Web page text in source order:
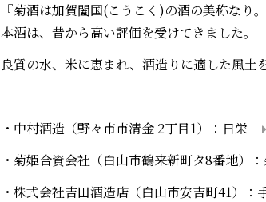
『菊酒は加賀闔国(こうこく)の酒の美称な
本酒は、昔から高い評価を受けてきました。
良質の水、米に恵まれ、酒造りに適した風土
・中村酒造（野々市市清金 2丁目1）：日栄
・ 菊姫合資会社 （白山市鶴来新町タ8番地）
・株式会社吉田酒造店（白山市安吉町41）